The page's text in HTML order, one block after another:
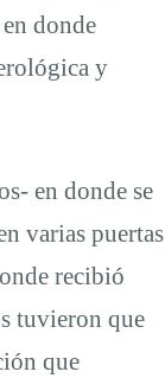
donde
y
en donde se
varias puertas
recibió
tuvieron que
que